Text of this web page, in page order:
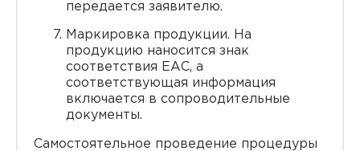
передается заявителю.
Маркировка продукции. На
продукцию наносится знак
соответствия ЕАС, а
соответствующая информация
включается в сопроводительные
документы.
Самостоятельное проведение процедуры